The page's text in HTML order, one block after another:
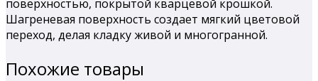
поверхностью, покрытой кварцевой крошкой.
Шагреневая поверхность создает мягкий цветовой
переход, делая кладку живой и многогранной.
Похожие товары